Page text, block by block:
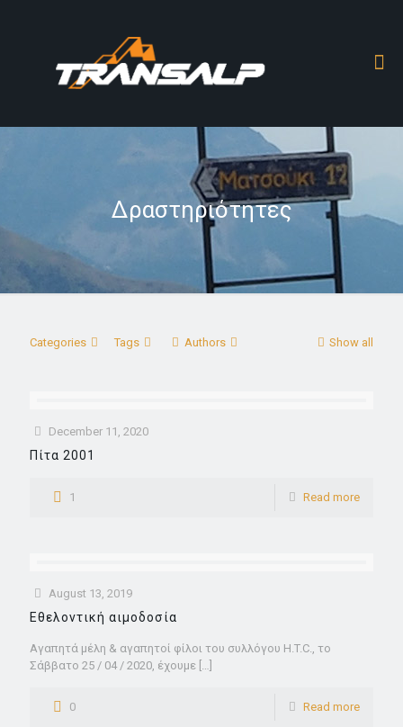
Δραστηριότητες
Categories Tags Authors Show all
December 11, 2020
Πίτα 2001
1 Read more
August 13, 2019
Εθελοντική αιμοδοσία
Αγαπητά μέλη & αγαπητοί φίλοι του συλλόγου H.T.C., το
Σάββατο 25 / 04 / 2020, έχουμε […]
0 Read more